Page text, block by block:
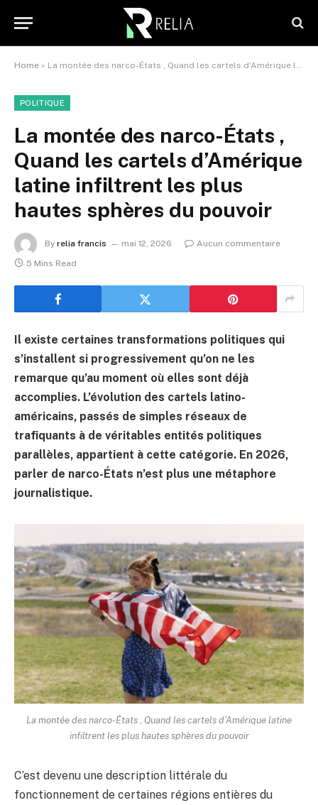
Home » La montée des narco-États , Quand les cartels d’Amérique latine infiltrent les plus hautes sphères du pouvoir
POLITIQUE
La montée des narco-États ,
Quand les cartels d’Amérique
latine infiltrent les plus
hautes sphères du pouvoir
By relia francis mai 12, 2026
Aucun commentaire
5 Mins Read
Il existe certaines transformations politiques qui
s’installent si progressivement qu’on ne les
remarque qu’au moment où elles sont déjà
accomplies. L’évolution des cartels latino-
américains, passés de simples réseaux de
trafiquants à de véritables entités politiques
parallèles, appartient à cette catégorie. En 2026,
parler de narco-États n’est plus une métaphore
journalistique.
La montée des narco-États , Quand les cartels d’Amérique latine
infiltrent les plus hautes sphères du pouvoir
C’est devenu une description littérale du
fonctionnement de certaines régions entières du